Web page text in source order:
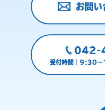
お問い
042-
受付時間｜9:30～